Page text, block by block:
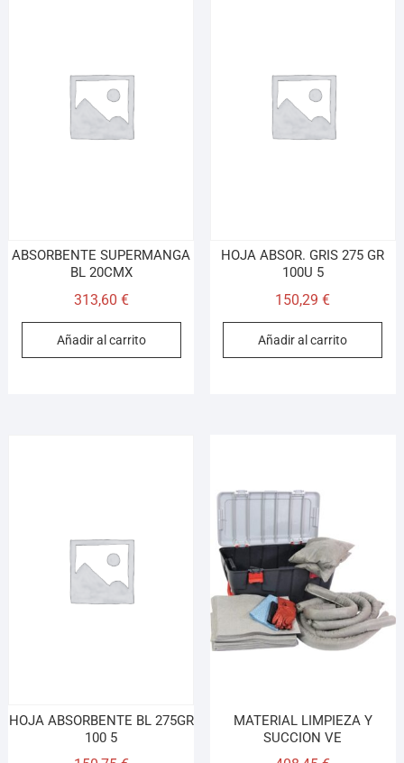
ABSORBENTE SUPERMANGA
BL 20CMX
313,60 €
Añadir al carrito
HOJA ABSOR. GRIS 275 GR
100U 5
150,29€
Añadir al carrito
HOJA ABSORBENTE BL 275GR
100 5
MATERIAL LIMPIEZA Y
SUCCION VE